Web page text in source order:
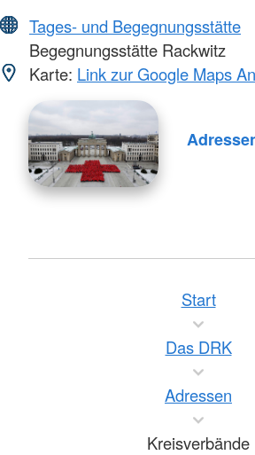
Tages- und Begegnungsstätte
Begegnungsstätte Rackwitz
Karte: Link zur Google Maps
Start
Das DRK
Adressen
Kreisverbände